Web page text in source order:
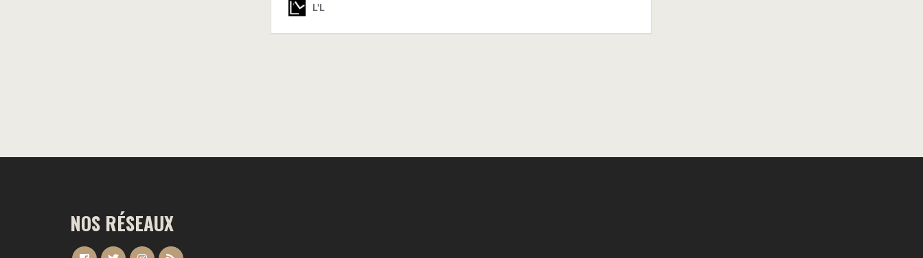
NOS RÉSEAUX